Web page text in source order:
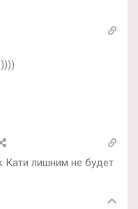
лишним не будет